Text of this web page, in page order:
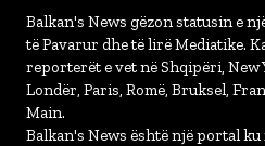
Balkan's News gëzon statusin e
të Pavarur dhe të lirë Mediatike.
reporterët e vet në Shqipëri, New
Londër, Paris, Romë, Bruksel,
Main.
Balkan's News është një portal ku